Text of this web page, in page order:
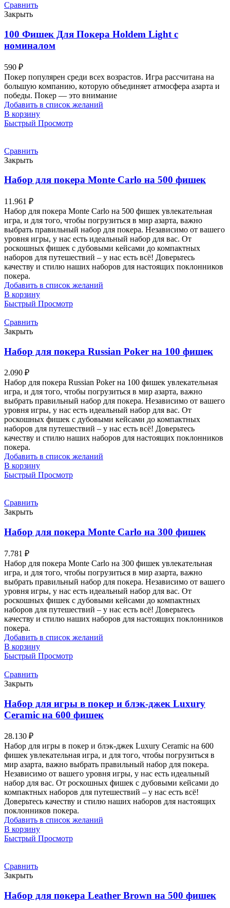
Сравнить
Закрыть
100 Фишек Для Покера Holdem Light с
номиналом
590 ₽
Покер популярен среди всех возрастов. Игра рассчитана на
большую компанию, которую объединяет атмосфера азарта и
победы. Покер — это внимание
Добавить в список желаний
В корзину
Быстрый Просмотр
Сравнить
Закрыть
Набор для покера Monte Carlo на 500 фишек
11.961 ₽
Набор для покера Monte Carlo на 500 фишек увлекательная
игра, и для того, чтобы погрузиться в мир азарта, важно
выбрать правильный набор для покера. Независимо от вашего
уровня игры, у нас есть идеальный набор для вас. От
роскошных фишек с дубовыми кейсами до компактных
наборов для путешествий – у нас есть всё! Доверьтесь
качеству и стилю наших наборов для настоящих поклонников
покера.
Добавить в список желаний
В корзину
Быстрый Просмотр
Сравнить
Закрыть
Набор для покера Russian Poker на 100 фишек
2.090 ₽
Набор для покера Russian Poker на 100 фишек увлекательная
игра, и для того, чтобы погрузиться в мир азарта, важно
выбрать правильный набор для покера. Независимо от вашего
уровня игры, у нас есть идеальный набор для вас. От
роскошных фишек с дубовыми кейсами до компактных
наборов для путешествий – у нас есть всё! Доверьтесь
качеству и стилю наших наборов для настоящих поклонников
покера.
Добавить в список желаний
В корзину
Быстрый Просмотр
Сравнить
Закрыть
Набор для покера Monte Carlo на 300 фишек
7.781 ₽
Набор для покера Monte Carlo на 300 фишек увлекательная
игра, и для того, чтобы погрузиться в мир азарта, важно
выбрать правильный набор для покера. Независимо от вашего
уровня игры, у нас есть идеальный набор для вас. От
роскошных фишек с дубовыми кейсами до компактных
наборов для путешествий – у нас есть всё! Доверьтесь
качеству и стилю наших наборов для настоящих поклонников
покера.
Добавить в список желаний
В корзину
Быстрый Просмотр
Сравнить
Закрыть
Набор для игры в покер и блэк-джек Luxury
Ceramic на 600 фишек
28.130 ₽
Набор для игры в покер и блэк-джек Luxury Ceramic на 600
фишек увлекательная игра, и для того, чтобы погрузиться в
мир азарта, важно выбрать правильный набор для покера.
Независимо от вашего уровня игры, у нас есть идеальный
набор для вас. От роскошных фишек с дубовыми кейсами до
компактных наборов для путешествий – у нас есть всё!
Доверьтесь качеству и стилю наших наборов для настоящих
поклонников покера.
Добавить в список желаний
В корзину
Быстрый Просмотр
Сравнить
Закрыть
Набор для покера Leather Brown на 500 фишек